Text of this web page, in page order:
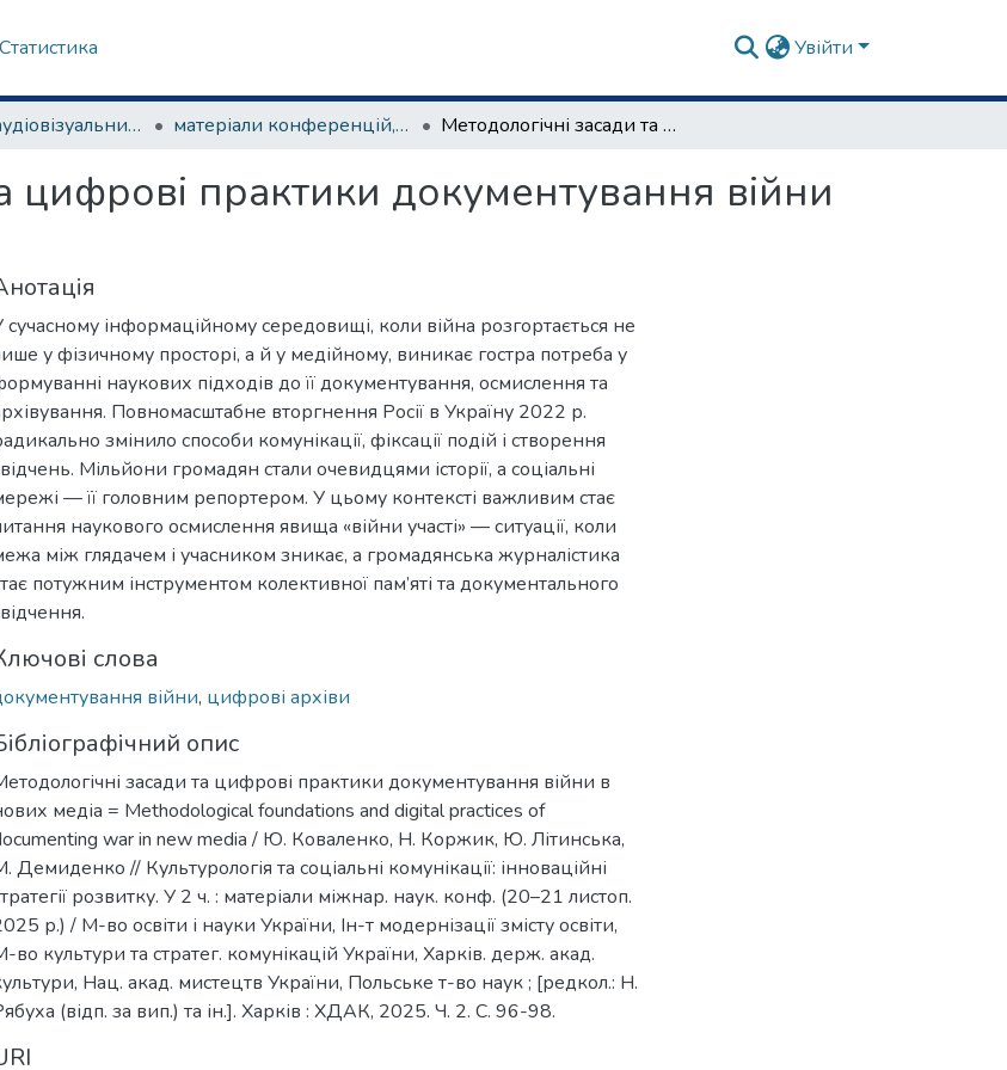
Статистика Увійти
Кафедра аудіовізуальних медіа та медіакомунікацій матеріали конференцій, семінарів, круглих столів та ін. Методологічні засади та цифрові практики документування війни в нових медіа
цифрові практики документування війни
сучасному інформаційному середовищі, коли війна розгортається не
у фізичному просторі, а й у медійному, виникає гостра потреба у
наукових підходів до її документування, осмислення та
Повномасштабне вторгнення Росії в Україну 2022 р.
змінило способи комунікації, фіксації подій і створення
Мільйони громадян стали очевидцями історії, а соціальні
— її головним репортером. У цьому контексті важливим стає
наукового осмислення явища «війни участі» — ситуації, коли
між глядачем і учасником зникає, а громадянська журналістика
потужним інструментом колективної пам’яті та документального
слова
війни, цифрові архіви
опис
засади та цифрові практики документування війни в
медіа = Methodological foundations and digital practices of
war in new media / Ю. Коваленко, Н. Коржик, Ю. Літинська,
Демиденко // Культурологія та соціальні комунікації: інноваційні
розвитку. У 2 ч. : матеріали міжнар. наук. конф. (20–21 листоп.
р.) / М-во освіти і науки України, Ін-т модернізації змісту освіти,
во культури та стратег. комунікацій України, Харків. держ. акад.
Нац. акад. мистецтв України, Польське т-во наук ; [редкол.: Н.
(відп. за вип.) та ін.]. Харків : ХДАК, 2025. Ч. 2. С. 96-98.